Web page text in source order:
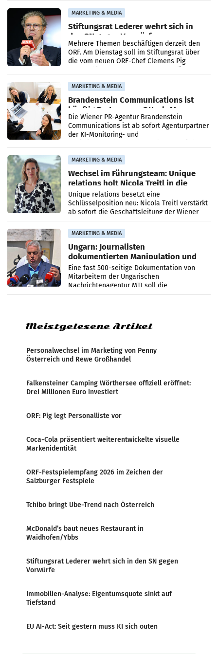
verdoppelte (+102
MARKETING & MEDIA
Stiftungsrat Lederer wehrt sich in
den SN gegen Vorwürfe
Mehrere Themen beschäftigen derzeit den
ORF. Am Dienstag soll im Stiftungsrat über
die vom neuen ORF-Chef Clemens Pig
MARKETING & MEDIA
Brandenstein Communications ist
künftig Partner von OtterlyAI
Die Wiener PR-Agentur Brandenstein
Communications ist ab sofort Agenturpartner
der KI-Monitoring- und
MARKETING & MEDIA
Wechsel im Führungsteam: Unique
relations holt Nicola Treitl in die
Geschäftsleitung
Unique relations besetzt eine
Schlüsselposition neu: Nicola Treitl verstärkt
ab sofort die Geschäftsleitung der Wiener
PR-Agentur an der Seite von Josef Kalina und
Anna Kalina-Mahr.
MARKETING & MEDIA
Ungarn: Journalisten
dokumentierten Manipulation und
Zensur
Eine fast 500-seitige Dokumentation von
Mitarbeitern der Ungarischen
Nachrichtenagentur MTI soll die
systematische Nachrichten-Manipulation und
Meistgelesene Artikel
Personalwechsel im Marketing von Penny
Österreich und Rewe Großhandel
Falkensteiner Camping Wörthersee offiziell eröffnet:
Drei Millionen Euro investiert
ORF: Pig legt Personalliste vor
Coca-Cola präsentiert weiterentwickelte visuelle
Markenidentität
ORF-Festspielempfang 2026 im Zeichen der
Salzburger Festspiele
Tchibo bringt Ube-Trend nach Österreich
McDonald’s baut neues Restaurant in
Waidhofen/Ybbs
Stiftungsrat Lederer wehrt sich in den SN gegen
Vorwürfe
Immobilien-Analyse: Eigentumsquote sinkt auf
Tiefstand
EU AI-Act: Seit gestern muss KI sich outen